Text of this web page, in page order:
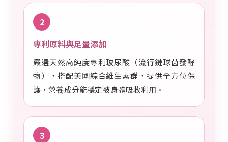
2
專利原料與足量添加
嚴選天然高純度專利玻尿酸（流行鏈球菌發酵
物），搭配美國綜合維生素群，提供全方位保
護，營養成分能穩定被身體吸收利用。
3